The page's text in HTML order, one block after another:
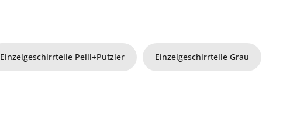
Einzelgeschirrteile Peill+Putzler Einzelgeschirrteile Grau